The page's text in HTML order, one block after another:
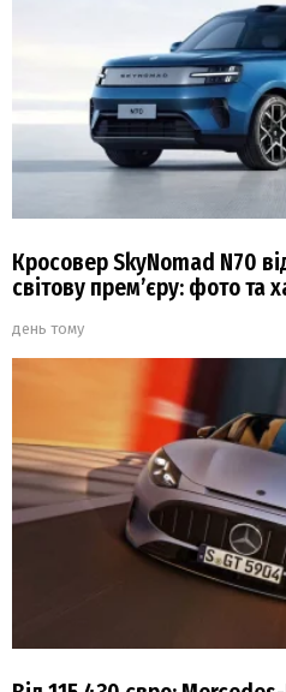
Кросовер SkyNomad N70
світову прем’єру: фото та
день тому